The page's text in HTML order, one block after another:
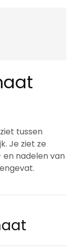
tussen
Je ziet ze
nadelen van